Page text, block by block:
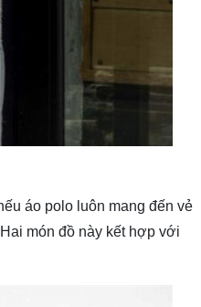
áo polo luôn mang đến vẻ
món đồ này kết hợp với